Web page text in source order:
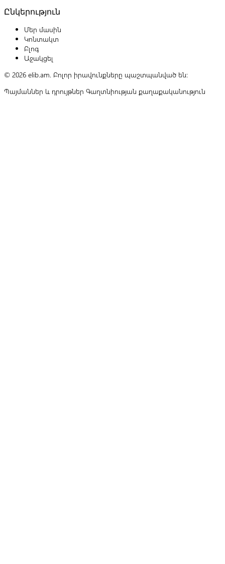
Ընկերություն
Մեր մասին
Կոնտակտ
Բլոգ
Աջակցել
© 2026 elib.am. Բոլոր իրավունքները պաշտպանված են:
Պայմաններ և դրույթներ Գաղտնիության քաղաքականություն